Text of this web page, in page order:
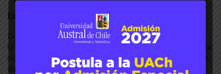
Experiencia de la Universidad Nacional de la Pampa
Desde la Facultad de Ciencias Veterinarias de la
Universidad de La Pampa, los especialistas en tecnologías
reproductivas en ovinos, José Luis Roberi y Pamela Bravo,
dieron a conocer su experiencia de esta institución en la